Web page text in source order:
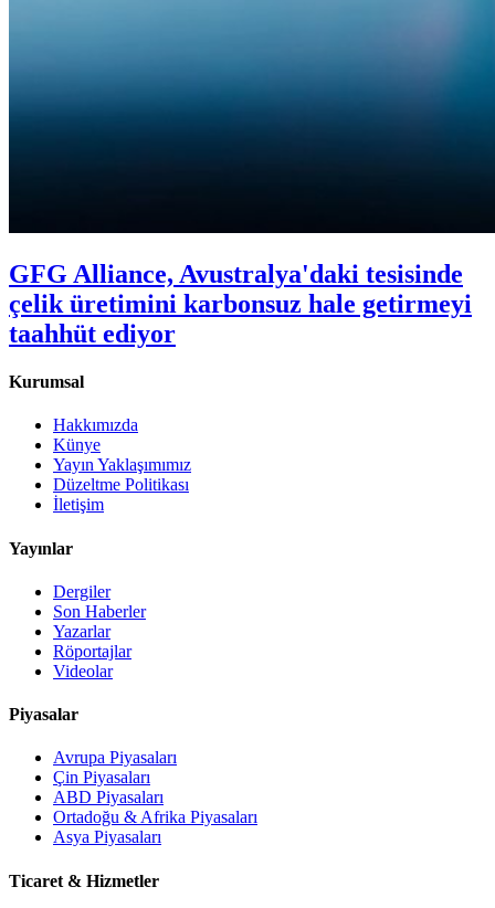
GFG Alliance, Avustralya'daki tesisinde
çelik üretimini karbonsuz hale getirmeyi
taahhüt ediyor
Kurumsal
Hakkımızda
Künye
Yayın Yaklaşımımız
Düzeltme Politikası
İletişim
Yayınlar
Dergiler
Son Haberler
Yazarlar
Röportajlar
Videolar
Piyasalar
Avrupa Piyasaları
Çin Piyasaları
ABD Piyasaları
Ortadoğu & Afrika Piyasaları
Asya Piyasaları
Ticaret & Hizmetler